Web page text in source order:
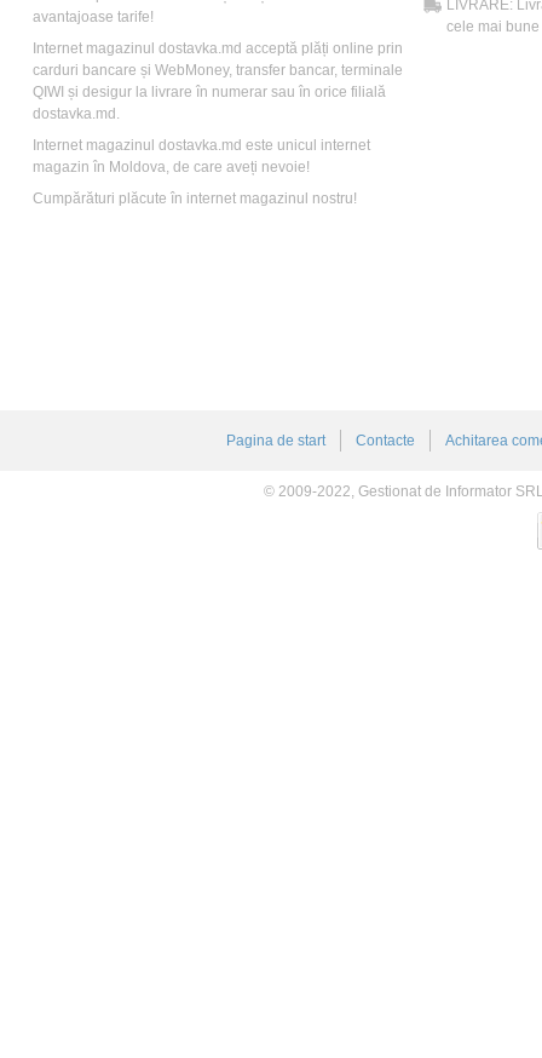
avantajoase tarife!
Internet magazinul dostavka.md acceptă plăți online prin
carduri bancare și WebMoney, transfer bancar, terminale
QIWI și desigur la livrare în numerar sau în orice filială
dostavka.md.
Internet magazinul dostavka.md este unicul internet
magazin în Moldova, de care aveți nevoie!
Cumpărături plăcute în internet magazinul nostru!
LIVRARE:
cele mai bune
Pagina de start Contacte Achitarea
© 2009-2022, Gestionat de Informator